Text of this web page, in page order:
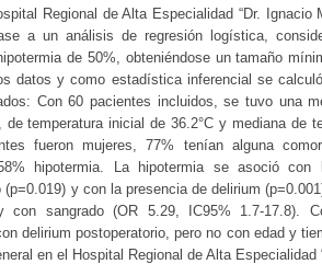
Regional de Alta Especialidad “Dr. Ignacio
a un análisis de regresión logística,
de 50%, obteniéndose un tamaño
datos y como estadística inferencial se
Con 60 pacientes incluidos, se tuvo una
temperatura inicial de 36.2°C y mediana de
fueron mujeres, 77% tenían alguna
hipotermia. La hipotermia se asoció con
(p=0.019) y con la presencia de delirium
con sangrado (OR 5.29, IC95% 1.7-17.8).
delirium postoperatorio, pero no con edad y
en el Hospital Regional de Alta Especialidad